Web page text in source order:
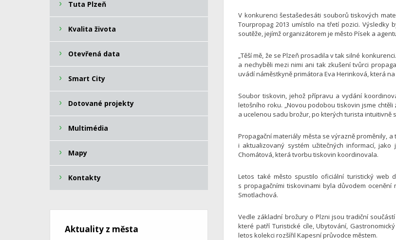
V konkurenci šestašedesáti souborů tiskových
Tourpropag 2013 umístilo na třetí pozici.
soutěže, jejímž organizátorem je město Písek a
„Těší mě, že se Plzeň prosadila v tak silné
a nechyběli mezi nimi ani tak zkušení tvůrci
uvádí náměstkyně primátora Eva Herinková, která
Soubor tiskovin, jehož přípravu a vydání
letošního roku. „Novou podobou tiskovin jsme
a ucelenou sadu brožur, po kterých turista intuitivně
Propagační materiály města se výrazně proměnily,
i aktualizovaný systém užitečných informací,
Chomátová, která tvorbu tiskovin koordinovala.
Letos také město spustilo oficiální turistický web
s propagačními tiskovinami byla důvodem
Smotlachová.
Vedle základní brožury o Plzni jsou tradiční
které patří Turistické cíle, Ubytování,
letos kolekci rozšířil Kapesní průvodce městem.
Tuta Plzeň
Kvalita života
Otevřená data
Smart City
Dotované projekty
Multimédia
Mapy
Kontakty
Aktuality z města